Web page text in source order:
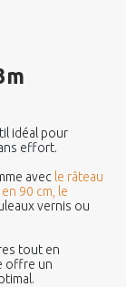
idéal pour
effort.
avec le râteau
90 cm,
le
vernis ou
tout en
offre un